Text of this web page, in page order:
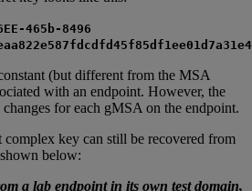
465b-8496
(but different from the MSA
with an endpoint. However, the
for each gMSA on the endpoint.
complex key can still be recovered from
below:
a lab endpoint in its own test domain,